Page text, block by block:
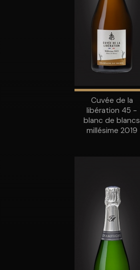
Cuvée de la
libération 45 -
blanc de blancs
millésime 2019